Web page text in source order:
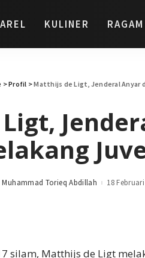
KULINER RAGAM
>Profil >Matthijs de Ligt, Jenderal Anyar
Muhammad Torieq Abdillah 18
silam, Matthijs de Ligt